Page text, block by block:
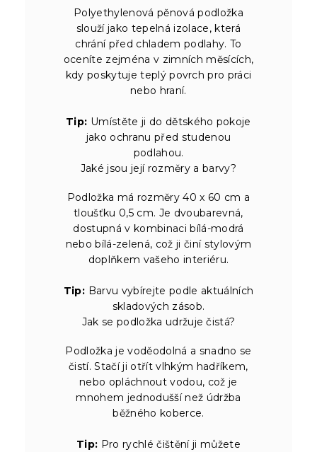
Polyethylenová pěnová podložka
slouží jako tepelná izolace, která
chrání před chladem podlahy. To
oceníte zejména v zimních měsících,
kdy poskytuje teplý povrch pro práci
nebo hraní.
Tip: Umístěte ji do dětského pokoje
jako ochranu před studenou
podlahou.
Jaké jsou její rozměry a barvy?
Podložka má rozměry 40 x 60 cm a
tloušťku 0,5 cm. Je dvoubarevná,
dostupná v kombinaci bílá-modrá
nebo bílá-zelená, což ji činí stylovým
doplňkem vašeho interiéru.
Tip: Barvu vybírejte podle aktuálních
skladových zásob.
Jak se podložka udržuje čistá?
Podložka je voděodolná a snadno se
čistí. Stačí ji otřít vlhkým hadříkem,
nebo opláchnout vodou, což je
mnohem jednodušší než údržba
běžného koberce.
Tip: Pro rychlé čištění ji můžete